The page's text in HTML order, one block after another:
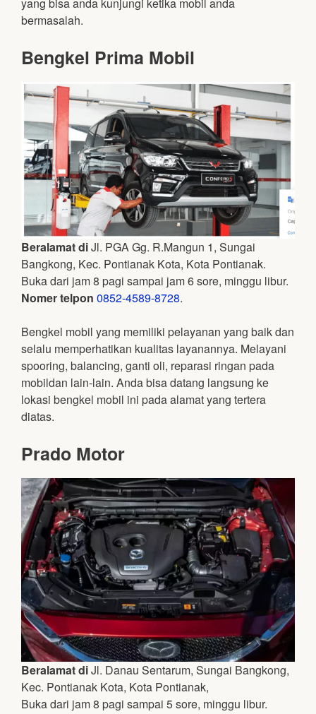
bermasalah.
Bengkel Prima Mobil
Beralamat diJl. PGA Gg. R.Mangun 1, Sungai
Bangkong, Kec. Pontianak Kota, Kota Pontianak.
Buka dari jam 8 pagi sampai jam 6 sore, minggu libur.
Nomer telpon 0852-4589-8728.
Bengkel mobil yang memiliki pelayanan yang baik dan
selalu memperhatikan kualitas layanannya. Melayani
spooring, balancing, ganti oli, reparasi ringan pada
mobildan lain-lain. Anda bisa datang langsung ke
lokasi bengkel mobil ini pada alamat yang tertera
diatas.
Prado Motor
Beralamat diJl. Danau Sentarum, Sungai Bangkong,
Kec. Pontianak Kota, Kota Pontianak,
Buka dari jam 8 pagi sampai 5 sore, minggu libur.